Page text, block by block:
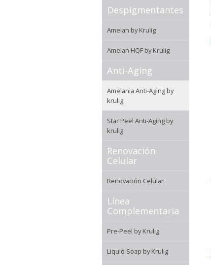
Despigmentantes
Amelan by Krulig
Amelan HQF by Krulig
Anti-Aging
Amelania Anti-Aging by
krulig
Star Peel Anti-Aging by
krulig
Renovación
Celular
Renovación Celular
Línea
Complementaria
Pre-Peel by Krulig
Liquid Soap by Krulig